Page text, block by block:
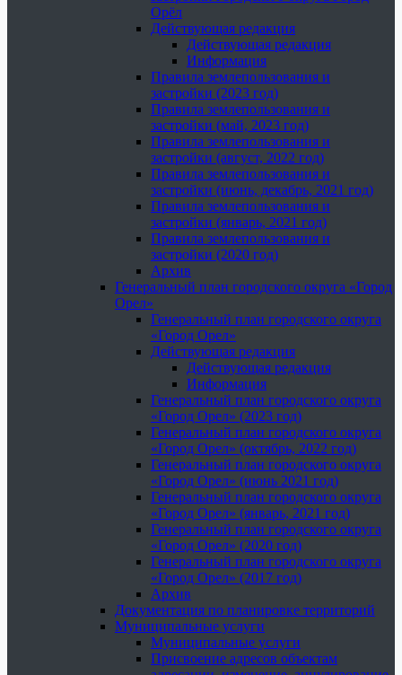
Орёл
Действующая редакция
Действующая редакция
Информация
Правила землепользования и
застройки (2023 год)
Правила землепользования и
застройки (май, 2023 год)
Правила землепользования и
застройки (август, 2022 год)
Правила землепользования и
застройки (июнь, декабрь, 2021 год)
Правила землепользования и
застройки (январь, 2021 год)
Правила землепользования и
застройки (2020 год)
Архив
Генеральный план городского округа «Город
Орел»
Генеральный план городского округа
«Город Орел»
Действующая редакция
Действующая редакция
Информация
Генеральный план городского округа
«Город Орел» (2023 год)
Генеральный план городского округа
«Город Орел» (октябрь, 2022 год)
Генеральный план городского округа
«Город Орел» (июнь 2021 год)
Генеральный план городского округа
«Город Орел» (январь, 2021 год)
Генеральный план городского округа
«Город Орел» (2020 год)
Генеральный план городского округа
«Город Орел» (2017 год)
Архив
Документация по планировке территорий
Муниципальные услуги
Муниципальные услуги
Присвоение адресов объектам